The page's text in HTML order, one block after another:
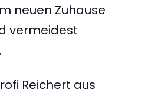
neuen Zuhause
vermeidest
Reichert aus